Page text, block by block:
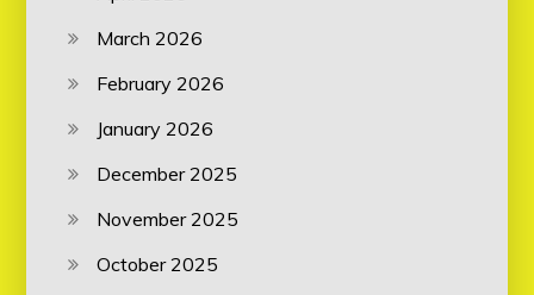
March 2026
February 2026
January 2026
December 2025
November 2025
October 2025